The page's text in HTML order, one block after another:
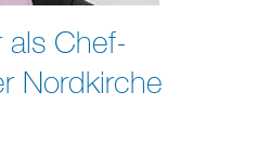
als Chef-
Nordkirche